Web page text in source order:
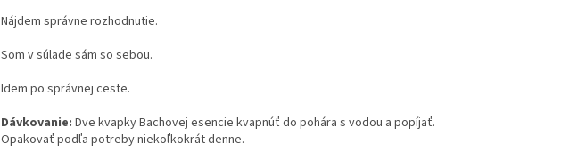
Nájdem správne rozhodnutie.
Som v súlade sám so sebou.
Idem po správnej ceste.
Dávkovanie: Dve kvapky Bachovej esencie kvapnúť do pohára s vodou a popíjať.
Opakovať podľa potreby niekoľkokrát denne.